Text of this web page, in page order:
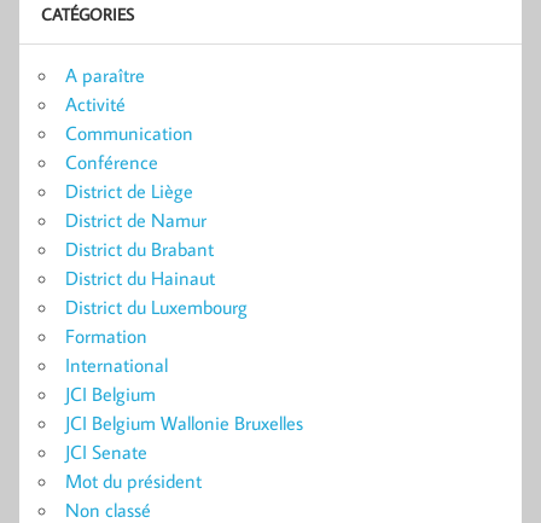
CATÉGORIES
A paraître
Activité
Communication
Conférence
District de Liège
District de Namur
District du Brabant
District du Hainaut
District du Luxembourg
Formation
International
JCI Belgium
JCI Belgium Wallonie Bruxelles
JCI Senate
Mot du président
Non classé